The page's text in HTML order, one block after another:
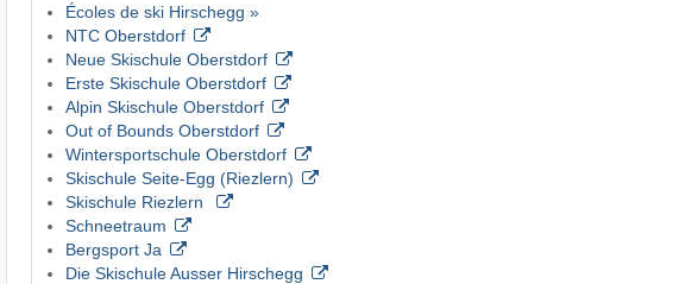
Écoles de ski Hirschegg »
NTC Oberstdorf
Neue Skischule Oberstdorf
Erste Skischule Oberstdorf
Alpin Skischule Oberstdorf
Out of Bounds Oberstdorf
Wintersportschule Oberstdorf
Skischule Seite-Egg (Riezlern)
Skischule Riezlern
Schneetraum
Bergsport Ja
Die Skischule Ausser Hirschegg